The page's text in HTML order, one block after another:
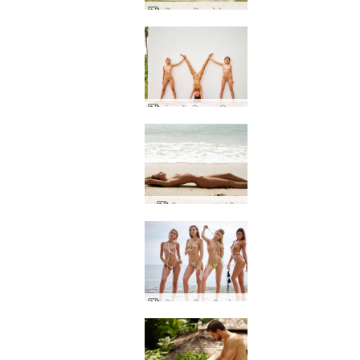
एरियल मारिका मेलेना मारिया फोटो वॉल
जंगल में एरियल मारिका मेलेना मारिया नग्न
मीरा समुद्र तट नंगी
एरियल मारिका मीरा मेलेना मारिया बीच बॉडीज